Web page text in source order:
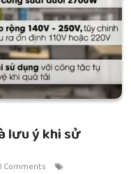
lưu ý khi sử
Comments